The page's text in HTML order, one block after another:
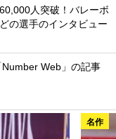
人突破！バレーボ
の選手のインタビュー
Number Web」の記事
名作